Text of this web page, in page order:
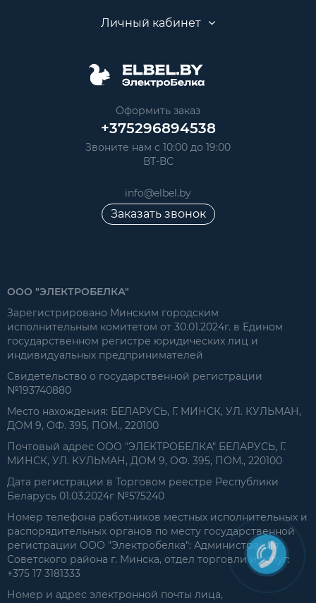
Личный кабинет
Оформить заказ
+375296894538
Звоните нам с 10:00 до 19:00
ВТ-ВС
info@elbel.by
Заказать звонок
ООО "ЭЛЕКТРОБЕЛКА"
Зарегистрировано Минским городским
исполнительным комитетом от 30.01.2024г. в Едином
государственном регистре юридических лиц и
индивидуальных предпринимателей
Свидетельство о государственной регистрации
№193740880
Место нахождения: БЕЛАРУСЬ, Г. МИНСК, УЛ. КУЛЬМАН,
ДОМ 9, ОФ. 395, ПОМ., 220100
Почтовый адрес ООО "ЭЛЕКТРОБЕЛКА" БЕЛАРУСЬ, Г.
МИНСК, УЛ. КУЛЬМАН, ДОМ 9, ОФ. 395, ПОМ., 220100
Дата регистрации в Торговом реестре Республики
Беларусь 01.03.2024г №575240
Номер телефона работников местных исполнительных и
распорядительных органов по месту государственной
регистрации ООО "Электробелка": Администрация
Советского района г. Минска, отдел торговли и услуг:
+375 17 3181333
Номер и адрес электронной почты лица,